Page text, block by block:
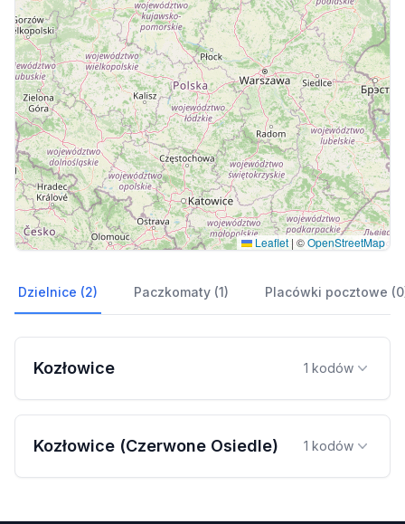
Leaflet | ©OpenStreetMap
Dzielnice (2) Paczkomaty (1) Placówki pocztowe
Kozłowice 1 kodów
Kozłowice (Czerwone Osiedle) 1 kodów